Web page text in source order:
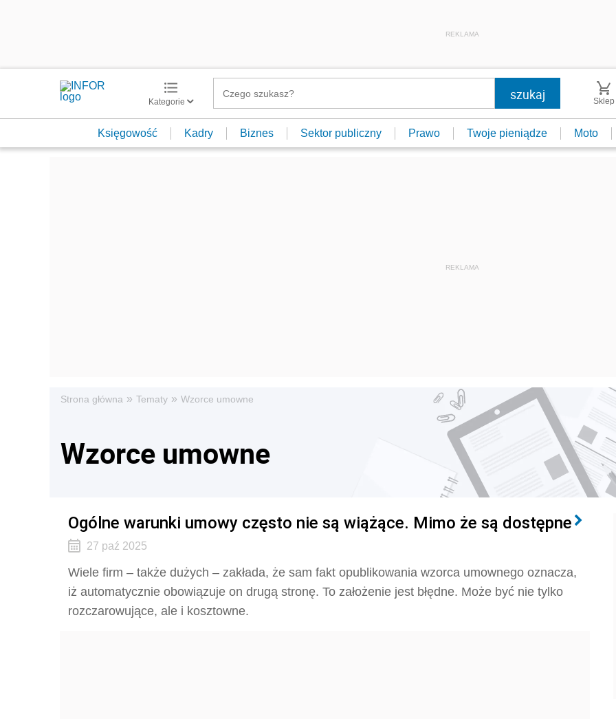
REKLAMA
Kategorie Sklep
Księgowość Kadry Biznes Sektor publiczny Prawo Twoje pieniądze Moto
Strona główna » Tematy » Wzorce umowne
Wzorce umowne
Ogólne warunki umowy często nie są wiążące. Mimo że są dostępne
27 paź 2025
Wiele firm – także dużych – zakłada, że sam fakt opublikowania wzorca umownego oznacza,
iż automatycznie obowiązuje on drugą stronę. To założenie jest błędne. Może być nie tylko
rozczarowujące, ale i kosztowne.